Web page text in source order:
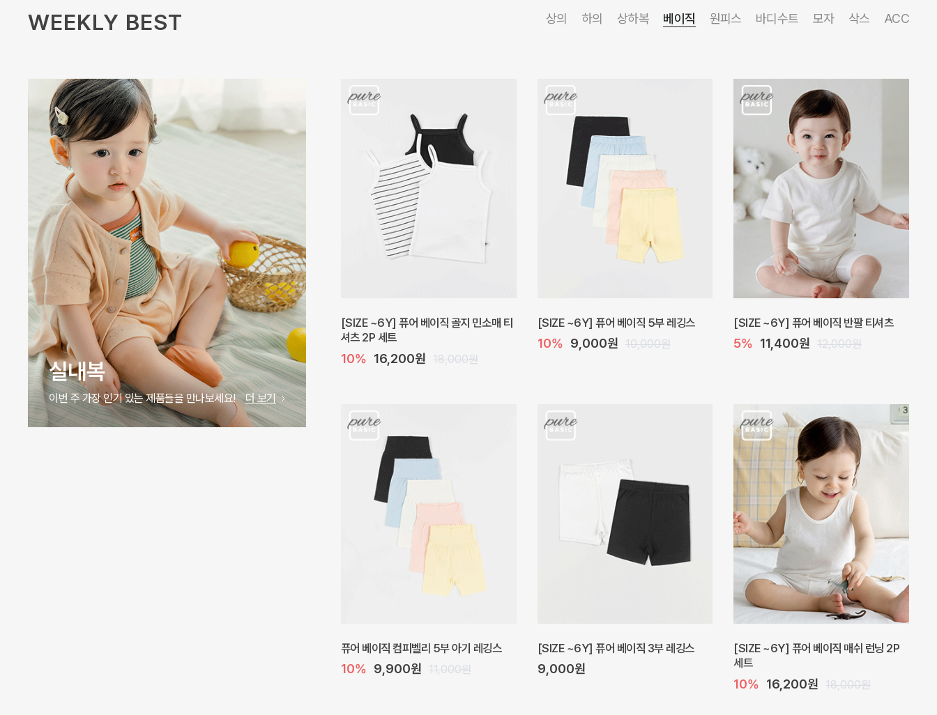
WEEKLY BEST 상의 하의 상하복 베이직 원피스 바디수트 모자 삭스 ACC
원피스
이번 주 가장 인기 있는 제품들을 만나보세요! 더 보기
캐더린 뷔스티에 미니 아기 원피스
10% 24,300원
[SIZE ~6Y] 베르 원피스
10% 28,800원 32,000원
프로리 뷔스티에 미니 아기 원피스
20% 20,800원 26,000원
20% 29,600원 37,000원 5% 39,000원 41,000원 20% 27,200원 34,000원